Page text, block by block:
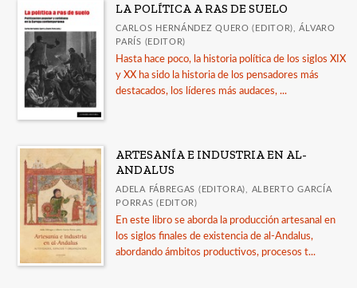
LA POLÍTICA A RAS DE SUELO
CARLOS HERNÁNDEZ QUERO (EDITOR), ÁLVARO
PARÍS (EDITOR)
Hasta hace poco, la historia política de los siglos XIX
y XX ha sido la historia de los pensadores más
destacados, los líderes más audaces, ...
ARTESANÍA E INDUSTRIA EN AL-
ANDALUS
ADELA FÁBREGAS (EDITORA), ALBERTO GARCÍA
PORRAS (EDITOR)
En este libro se aborda la producción artesanal en
los siglos finales de existencia de al-Andalus,
abordando ámbitos productivos, procesos t...